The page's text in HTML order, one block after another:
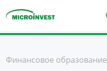
Финансовое образование